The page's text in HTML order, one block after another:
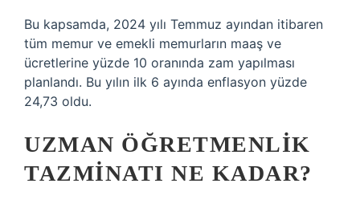
Bu kapsamda, 2024 yılı Temmuz ayından itibaren
tüm memur ve emekli memurların maaş ve
ücretlerine yüzde 10 oranında zam yapılması
planlandı. Bu yılın ilk 6 ayında enflasyon yüzde
24,73 oldu.
UZMAN ÖĞRETMENLIK
TAZMINATI NE KADAR?